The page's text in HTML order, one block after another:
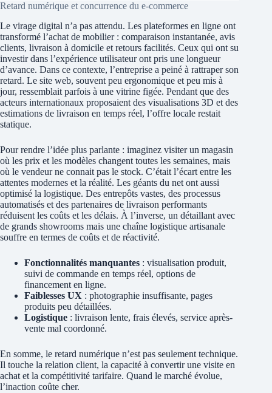
Retard numérique et concurrence du e‑commerce
Le virage digital n’a pas attendu. Les plateformes en ligne ont
transformé l’achat de mobilier : comparaison instantanée, avis
clients, livraison à domicile et retours facilités. Ceux qui ont su
investir dans l’expérience utilisateur ont pris une longueur
d’avance. Dans ce contexte, l’entreprise a peiné à rattraper son
retard. Le site web, souvent peu ergonomique et peu mis à
jour, ressemblait parfois à une vitrine figée. Pendant que des
acteurs internationaux proposaient des visualisations 3D et des
estimations de livraison en temps réel, l’offre locale restait
statique.
Pour rendre l’idée plus parlante : imaginez visiter un magasin
où les prix et les modèles changent toutes les semaines, mais
où le vendeur ne connait pas le stock. C’était l’écart entre les
attentes modernes et la réalité. Les géants du net ont aussi
optimisé la logistique. Des entrepôts vastes, des processus
automatisés et des partenaires de livraison performants
réduisent les coûts et les délais. À l’inverse, un détaillant avec
de grands showrooms mais une chaîne logistique artisanale
souffre en termes de coûts et de réactivité.
Fonctionnalités manquantes : visualisation produit,
suivi de commande en temps réel, options de
financement en ligne.
Faiblesses UX : photographie insuffisante, pages
produits peu détaillées.
Logistique : livraison lente, frais élevés, service après-
vente mal coordonné.
En somme, le retard numérique n’est pas seulement technique.
Il touche la relation client, la capacité à convertir une visite en
achat et la compétitivité tarifaire. Quand le marché évolue,
l’inaction coûte cher.